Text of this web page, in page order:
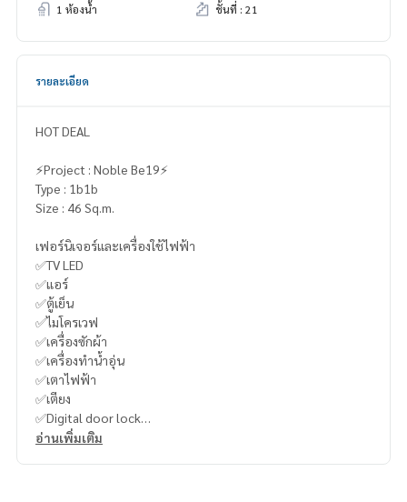
1 ห้องน้ำ
ชั้นที่ : 21
รายละเอียด
HOT DEAL
⚡️Project : Noble Be19⚡️
Type : 1b1b
Size : 46 Sq.m.
เฟอร์นิเจอร์และเครื่องใช้ไฟฟ้า
✅TV LED
✅แอร์
✅ตู้เย็น
✅ไมโครเวฟ
✅เครื่องซักผ้า
✅เครื่องทำน้ำอุ่น
✅เตาไฟฟ้า
✅เตียง
✅Digital door lock
อ่านเพิ่มเติม